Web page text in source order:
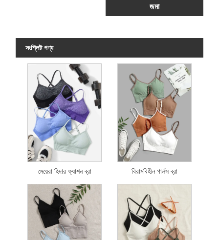
জমা
সংশ্লিষ্ট পণ্য
মেয়েরা হিদার ফ্যাশন ব্রা বিরামবিহীন গার্লস ব্রা